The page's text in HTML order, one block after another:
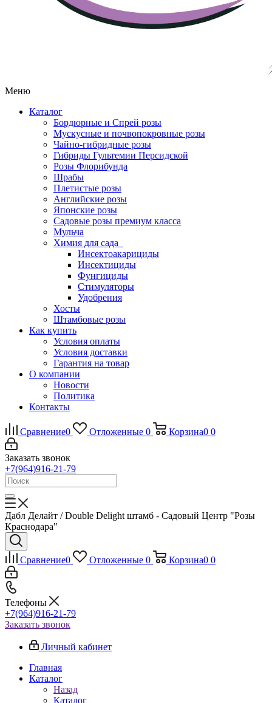
Меню
Каталог
Бордюрные и Спрей розы
Мускусные и почвопокровные розы
Чайно-гибридные розы
Гибриды Гультемии Персидской
Розы Флорибунда
Шрабы
Плетистые розы
Английские розы
Японские розы
Садовые розы премиум класса
Мульча
Химия для сада
Инсектоакарициды
Инсектициды
Фунгициды
Стимуляторы
Удобрения
Хосты
Штамбовые розы
Как купить
Условия оплаты
Условия доставки
Гарантия на товар
О компании
Новости
Политика
Контакты
Сравнение0 Отложенные 0 Корзина0 0
Заказать звонок
+7(964)916-21-79
Дабл Делайт / Double Delight штамб - Садовый Центр "Розы
Краснодара"
Сравнение0 Отложенные 0 Корзина0 0
Телефоны
+7(964)916-21-79
Заказать звонок
Личный кабинет
Главная
Каталог
Назад
Каталог